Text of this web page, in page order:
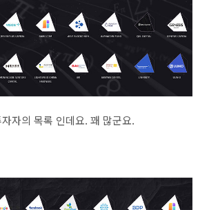
자의 목록 인데요. 꽤 많군요.